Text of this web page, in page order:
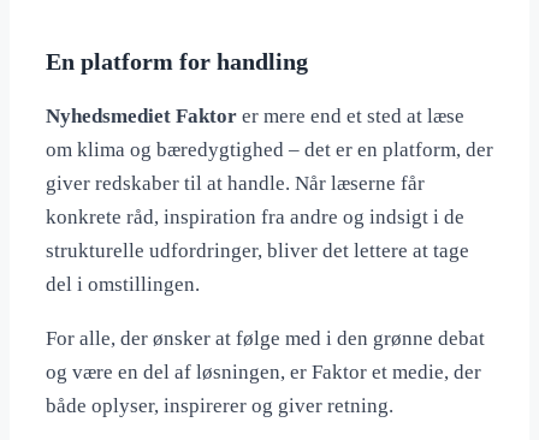
En platform for handling
Nyhedsmediet Faktor er mere end et sted at læse
om klima og bæredygtighed – det er en platform, der
giver redskaber til at handle. Når læserne får
konkrete råd, inspiration fra andre og indsigt i de
strukturelle udfordringer, bliver det lettere at tage
del i omstillingen.
For alle, der ønsker at følge med i den grønne debat
og være en del af løsningen, er Faktor et medie, der
både oplyser, inspirerer og giver retning.